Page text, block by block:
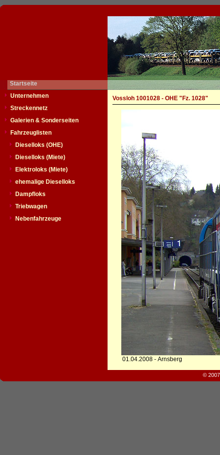
Startseite
Unternehmen
Streckennetz
Galerien & Sonderseiten
Fahrzeuglisten
Dieselloks (OHE)
Dieselloks (Miete)
Elektroloks (Miete)
ehemalige Dieselloks
Dampfloks
Triebwagen
Nebenfahrzeuge
Vossloh 1001028 - OHE "Fz. 1028"
01.04.2008 - Arnsberg
©